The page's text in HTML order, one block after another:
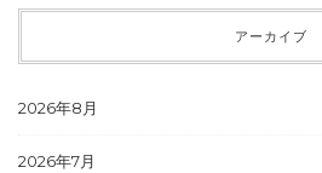
アーカイブ
2026年8月
2026年7月